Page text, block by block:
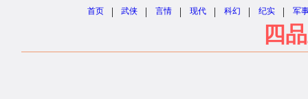
首页 | 武侠 | 言情 | 现代 | 科幻 | 纪实 | 军
四